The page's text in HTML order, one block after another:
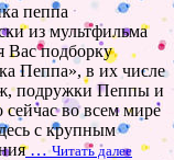
пеппа
из мультфильма
Вас подборку
Пеппа», в их числе
подружки Пеппы и
сейчас во всем мире
с крупным
…Читать далее